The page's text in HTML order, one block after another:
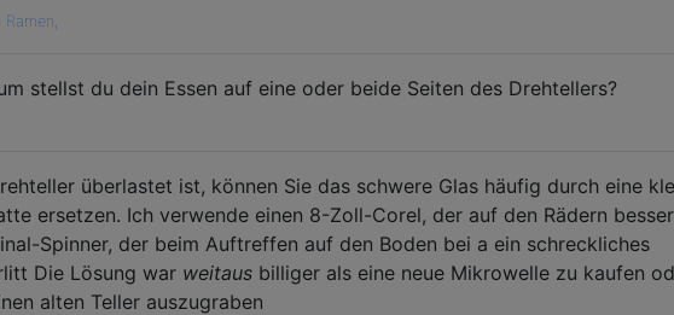
stellst du dein Essen auf eine oder beide Seiten des Drehtellers?
überlastet ist, können Sie das schwere Glas häufig durch eine
ersetzen. Ich verwende einen 8-Zoll-Corel, der auf den Rädern
Spinner, der beim Auftreffen auf den Boden bei a ein schreckliches
Die Lösung war weitaus billiger als eine neue Mikrowelle zu kaufen
alten Teller auszugraben